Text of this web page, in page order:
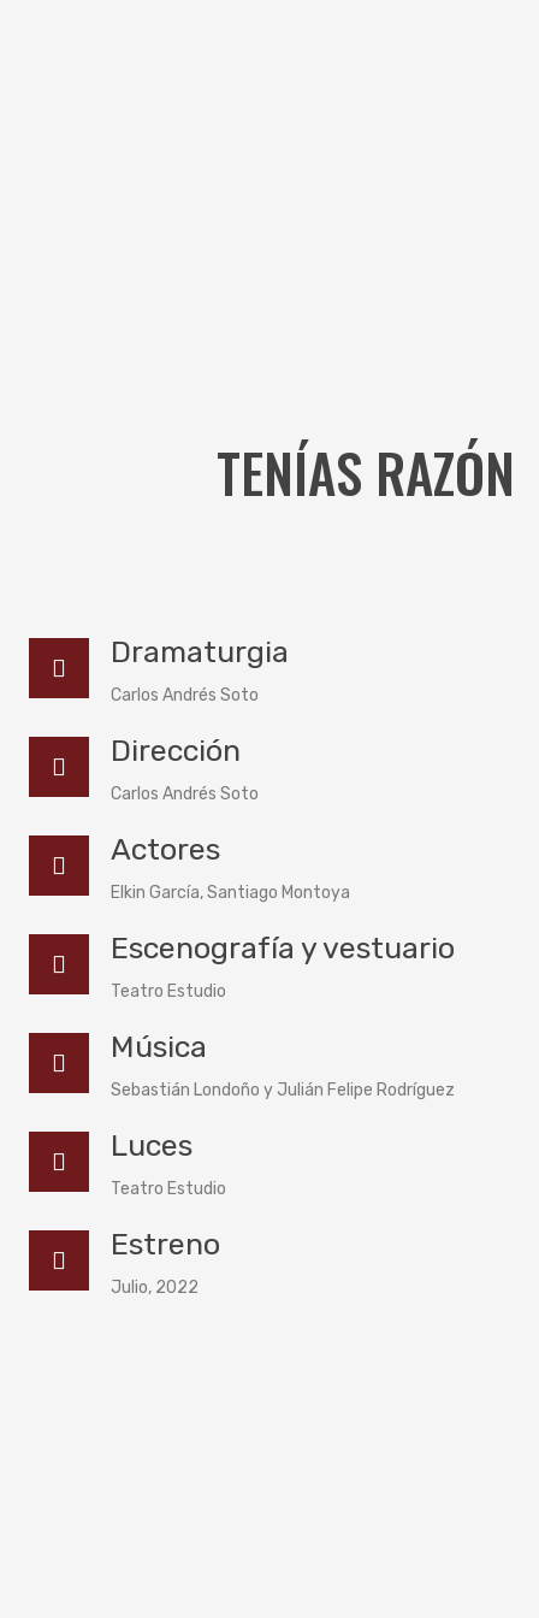
TENÍAS RAZÓN
Dramaturgia
Carlos Andrés Soto
Dirección
Carlos Andrés Soto
Actores
Elkin García, Santiago Montoya
Escenografía y vestuario
Teatro Estudio
Música
Sebastián Londoño y Julián Felipe Rodríguez
Luces
Teatro Estudio
Estreno
Julio, 2022